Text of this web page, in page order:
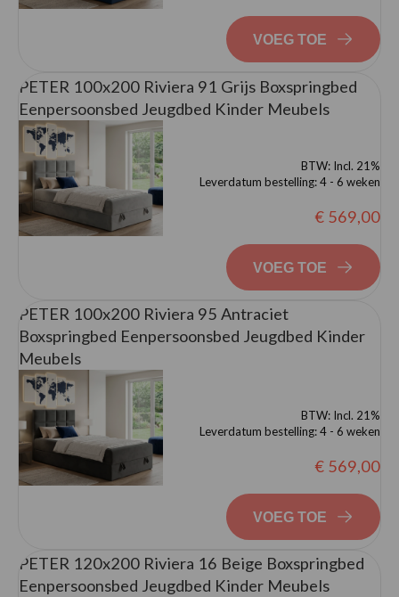
VOEG TOE
PETER 100x200 Riviera 91 Grijs Boxspringbed
Eenpersoonsbed Jeugdbed Kinder Meubels
BTW: Incl. 21%
Leverdatum bestelling:4 - 6 weken
€ 569,00
VOEG TOE
PETER 100x200 Riviera 95 Antraciet
Boxspringbed Eenpersoonsbed Jeugdbed Kinder
Meubels
BTW: Incl. 21%
Leverdatum bestelling:4 - 6 weken
€ 569,00
VOEG TOE
PETER 120x200 Riviera 16 Beige Boxspringbed
Eenpersoonsbed Jeugdbed Kinder Meubels